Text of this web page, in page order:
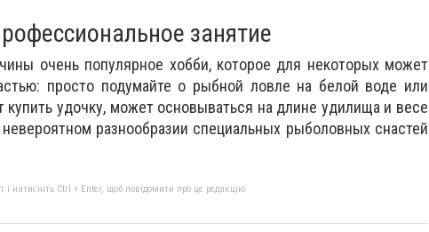
занятие
очень популярное хобби, которое для некоторых может
просто подумайте о рыбной ловле на белой воде или
купить удочку, может основываться на длине удилища и весе
разнообразии специальных рыболовных снастей
натисніть Ctrl + Enter, щоб повідомити про це редакцію